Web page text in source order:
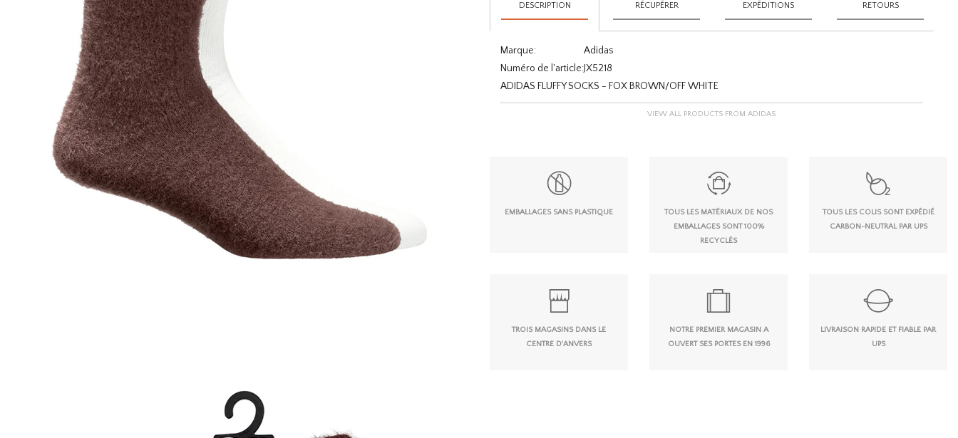
DESCRIPTION RÉCUPÉRER EXPÉDITIONS RETOURS
Marque:
Adidas
Numéro de l'article:JX5218
ADIDAS FLUFFY SOCKS - FOX BROWN/OFF WHITE
VIEW ALL PRODUCTS FROM ADIDAS
EMBALLAGES SANS PLASTIQUE
TOUS LES MATÉRIAUX DE NOS
EMBALLAGES SONT 100%
RECYCLÉS
TOUS LES COLIS SONT EXPÉDIÉ
CARBON-NEUTRAL PAR UPS
TROIS MAGASINS DANS LE
CENTRE D'ANVERS
NOTRE PREMIER MAGASIN A
OUVERT SES PORTES EN 1996
LIVRAISON RAPIDE ET FIABLE PAR
UPS